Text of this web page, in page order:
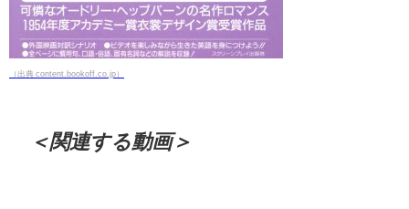
（出典 content.bookoff.co.jp）
＜関連する動画＞